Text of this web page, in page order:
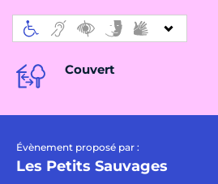
Couvert
Évènement proposé par :
Les Petits Sauvages